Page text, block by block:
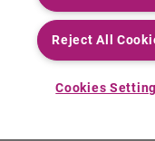
Reject All
Cookies